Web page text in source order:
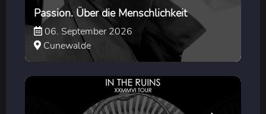
Passion. Über die Menschlichkeit
06. September 2026
Cunewalde